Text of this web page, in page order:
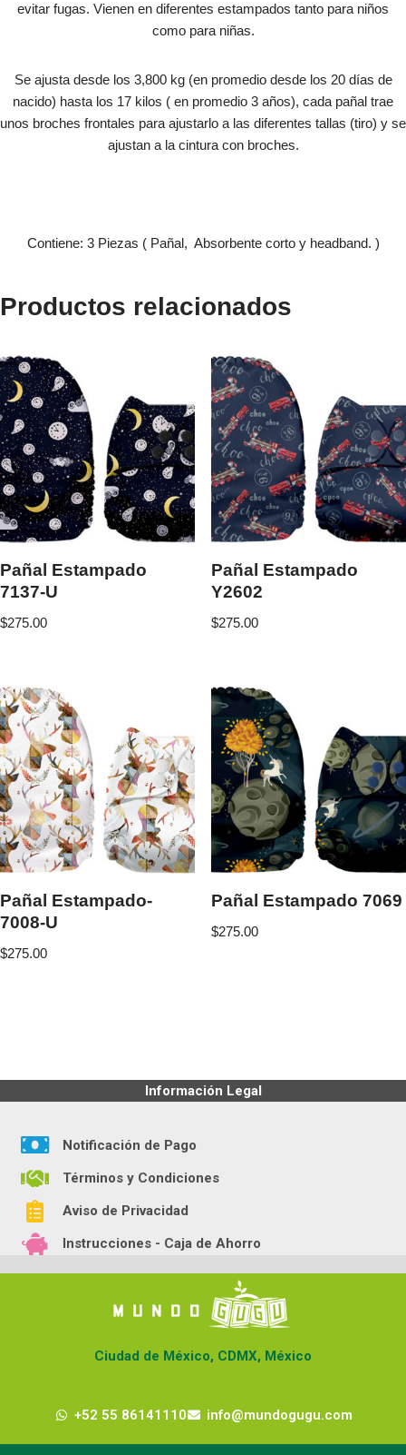
evitar fugas. Vienen en diferentes estampados tanto para niños
como para niñas.
Se ajusta desde los 3,800 kg (en promedio desde los 20 días de
nacido) hasta los 17 kilos ( en promedio 3 años), cada pañal trae
unos broches frontales para ajustarlo a las diferentes tallas (tiro) y se
ajustan a la cintura con broches.
Contiene: 3 Piezas ( Pañal, Absorbente corto y headband. )
Productos relacionados
Pañal Estampado
7137-U
$275.00
Pañal Estampado
Y2602
$275.00
Pañal Estampado-
7008-U
$275.00
Pañal Estampado 7069
$275.00
Información Legal
Notificación de Pago
Términos y Condiciones
Aviso de Privacidad
Instrucciones - Caja de Ahorro
Ciudad de México, CDMX, México
+52 55 86141110 info@mundogugu.com